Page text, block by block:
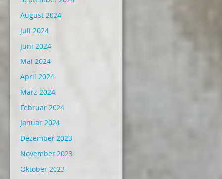
August 2024
Juli 2024
Juni 2024
Mai 2024
April 2024
März 2024
Februar 2024
Januar 2024
Dezember 2023
November 2023
Oktober 2023